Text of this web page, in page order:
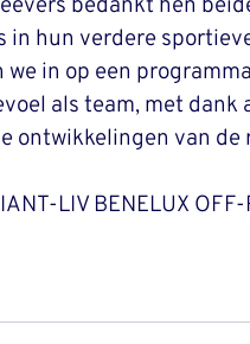
bedankt hen
in hun verdere
we in op een
als team, met dank
ontwikkelingen van de
LIV BENELUX